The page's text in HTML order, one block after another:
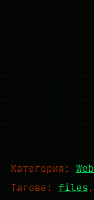
Категория: Web
Тагове: files,